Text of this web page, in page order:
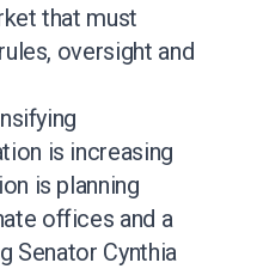
that must
oversight and
is increasing
is planning
offices and a
Senator Cynthia